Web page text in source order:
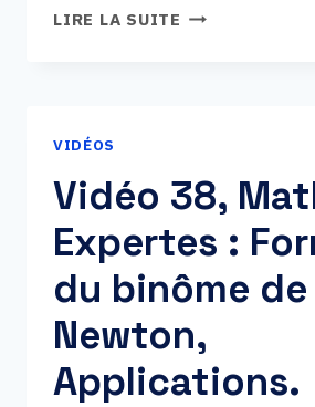
LIRE LA SUITE DS-
:
LE
DUO
PHARE
DU
DE
TERMINALE
VIDÉOS
Vidéo 38,
Expertes :
du binôme de
Newton,
Applications.